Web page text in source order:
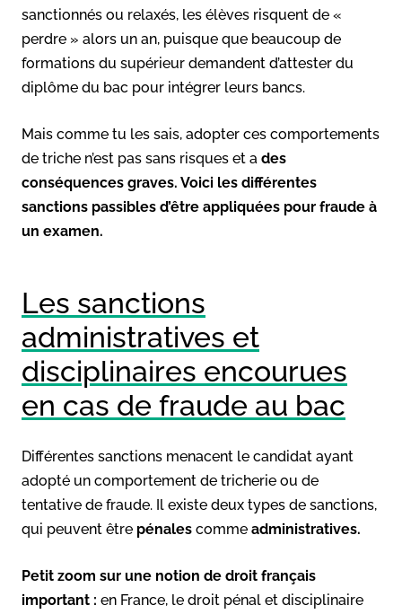
sanctionnés ou relaxés, les élèves risquent de «
perdre » alors un an, puisque que beaucoup de
formations du supérieur demandent d’attester du
diplôme du bac pour intégrer leurs bancs.
Mais comme tu les sais, adopter ces comportements
de triche n’est pas sans risques et a des
conséquences graves. Voici les différentes
sanctions passibles d’être appliquées pour fraude à
un examen.
Les sanctions
administratives et
disciplinaires encourues
en cas de fraude au bac
Différentes sanctions menacent le candidat ayant
adopté un comportement de tricherie ou de
tentative de fraude. Il existe deux types de sanctions,
qui peuvent être pénales comme administratives.
Petit zoom sur une notion de droit français
important : en France, le droit pénal et disciplinaire